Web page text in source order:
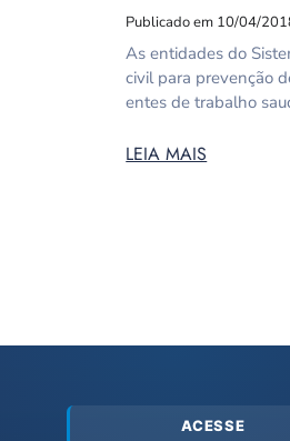
Publicado em 10/04/
As entidades do
civil para prevenção
entes de trabalho
LEIA MAIS
ACESSE